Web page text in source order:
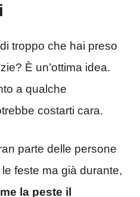
troppo che hai preso
È un’ottima idea.
a qualche
costarti cara.
parte delle persone
feste ma già durante,
la peste il